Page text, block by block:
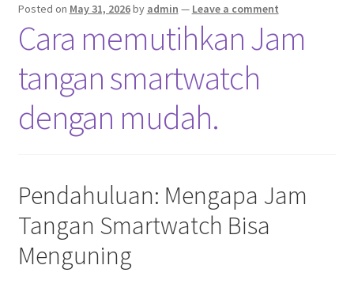
Posted on May 31, 2026by admin — Leave a comment
Cara memutihkan Jam
tangan smartwatch
dengan mudah.
Pendahuluan: Mengapa Jam
Tangan Smartwatch Bisa
Menguning